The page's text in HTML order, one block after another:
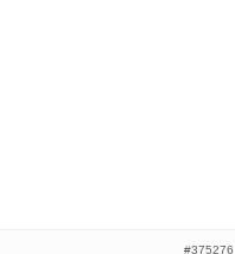
#375276